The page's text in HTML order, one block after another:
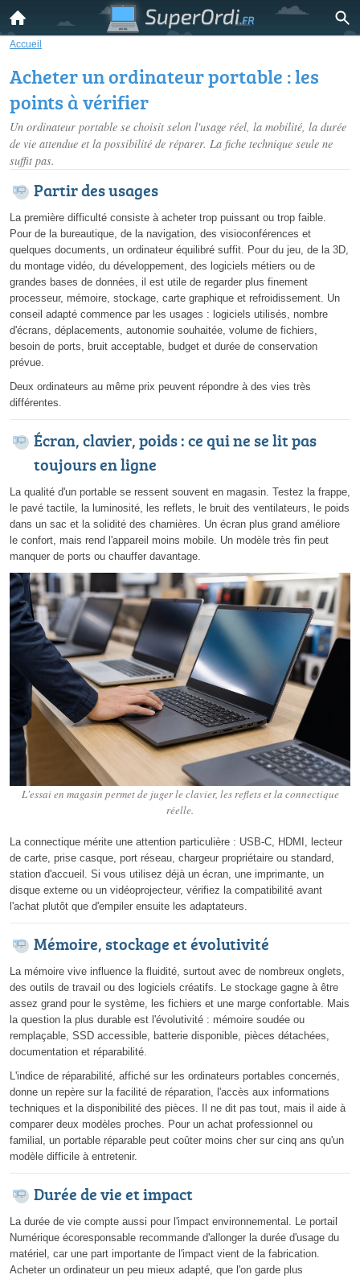
Accueil
Acheter un ordinateur portable : les
points à vérifier
Un ordinateur portable se choisit selon l'usage réel, la mobilité, la durée
de vie attendue et la possibilité de réparer. La fiche technique seule ne
suffit pas.
Partir des usages
La première difficulté consiste à acheter trop puissant ou trop faible.
Pour de la bureautique, de la navigation, des visioconférences et
quelques documents, un ordinateur équilibré suffit. Pour du jeu, de la 3D,
du montage vidéo, du développement, des logiciels métiers ou de
grandes bases de données, il est utile de regarder plus finement
processeur, mémoire, stockage, carte graphique et refroidissement. Un
conseil adapté commence par les usages : logiciels utilisés, nombre
d'écrans, déplacements, autonomie souhaitée, volume de fichiers,
besoin de ports, bruit acceptable, budget et durée de conservation
prévue.
Deux ordinateurs au même prix peuvent répondre à des vies très
différentes.
Écran, clavier, poids : ce qui ne se lit pas
toujours en ligne
La qualité d'un portable se ressent souvent en magasin. Testez la frappe,
le pavé tactile, la luminosité, les reflets, le bruit des ventilateurs, le poids
dans un sac et la solidité des charnières. Un écran plus grand améliore
le confort, mais rend l'appareil moins mobile. Un modèle très fin peut
manquer de ports ou chauffer davantage.
L'essai en magasin permet de juger le clavier, les reflets et la connectique
réelle.
La connectique mérite une attention particulière : USB-C, HDMI, lecteur
de carte, prise casque, port réseau, chargeur propriétaire ou standard,
station d'accueil. Si vous utilisez déjà un écran, une imprimante, un
disque externe ou un vidéoprojecteur, vérifiez la compatibilité avant
l'achat plutôt que d'empiler ensuite les adaptateurs.
Mémoire, stockage et évolutivité
La mémoire vive influence la fluidité, surtout avec de nombreux onglets,
des outils de travail ou des logiciels créatifs. Le stockage gagne à être
assez grand pour le système, les fichiers et une marge confortable. Mais
la question la plus durable est l'évolutivité : mémoire soudée ou
remplaçable, SSD accessible, batterie disponible, pièces détachées,
documentation et réparabilité.
L'indice de réparabilité, affiché sur les ordinateurs portables concernés,
donne un repère sur la facilité de réparation, l'accès aux informations
techniques et la disponibilité des pièces. Il ne dit pas tout, mais il aide à
comparer deux modèles proches. Pour un achat professionnel ou
familial, un portable réparable peut coûter moins cher sur cinq ans qu'un
modèle difficile à entretenir.
Durée de vie et impact
La durée de vie compte aussi pour l'impact environnemental. Le portail
Numérique écoresponsable recommande d'allonger la durée d'usage du
matériel, car une part importante de l'impact vient de la fabrication.
Acheter un ordinateur un peu mieux adapté, que l'on garde plus